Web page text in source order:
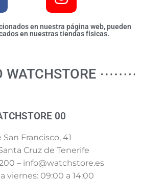
en nuestra página web, pueden
en nuestras tiendas físicas.
WATCHSTORE
00
San Francisco, 41
Cruz de Tenerife
– info@watchstore.es
viernes: 09:00 a 14:00